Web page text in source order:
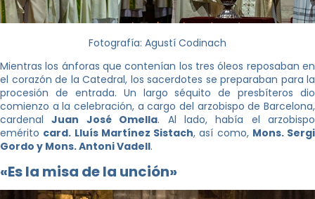
Fotografía: Agustí Codinach
Mientras los ánforas que contenían los tres óleos reposaban en
el corazón de la Catedral, los sacerdotes se preparaban para la
procesión de entrada. Un largo séquito de presbíteros dio
comienzo a la celebración, a cargo del arzobispo de Barcelona,
cardenalJuan José Omella. Al lado, había el arzobispo
emérito card. Lluís Martínez Sistach, así como, Mons. Sergi
Gordo y Mons. Antoni Vadell.
«Es la misa de la unción»